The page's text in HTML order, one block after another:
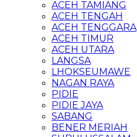
ACEH TAMIANG
ACEH TENGAH
ACEH TENGGARA
ACEH TIMUR
ACEH UTARA
LANGSA
LHOKSEUMAWE
NAGAN RAYA
PIDIE
PIDIE JAYA
SABANG
BENER MERIAH